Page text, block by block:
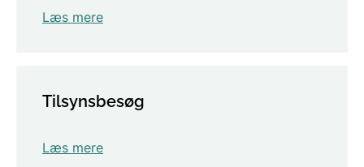
Læs mere
Tilsynsbesøg
Læs mere